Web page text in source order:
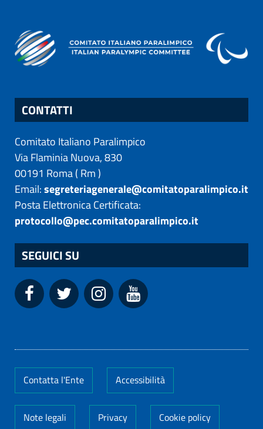
CONTATTI
Comitato Italiano Paralimpico
Via Flaminia Nuova, 830
00191 Roma( Rm)
Email:segreteriagenerale@comitatoparalimpico.it
Posta Elettronica Certificata:
protocollo@pec.comitatoparalimpico.it
SEGUICI SU
Contatta l'Ente Accessibilità
Note legali Privacy Cookie policy